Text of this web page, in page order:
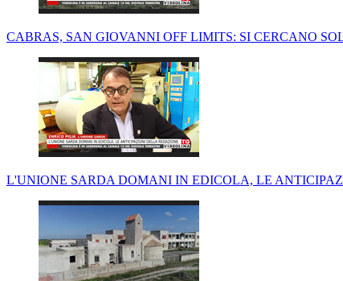
CABRAS, SAN GIOVANNI OFF LIMITS: SI CERCANO
L'UNIONE SARDA DOMANI IN EDICOLA, LE